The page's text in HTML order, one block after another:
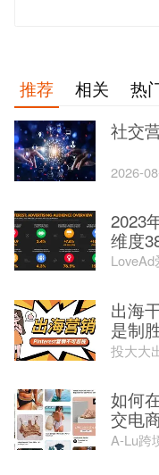
推荐 相关
热
社交
2026-
2023
维度
LoveAd
出海
是制
投大大
如何
交电
A-Lu跨